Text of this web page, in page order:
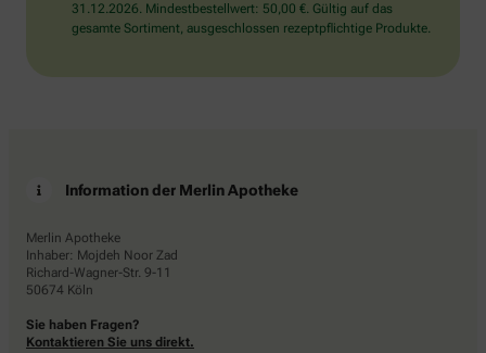
31.12.2026. Mindestbestellwert: 50,00 €. Gültig auf das
gesamte Sortiment, ausgeschlossen rezeptpflichtige Produkte.
Information der Merlin Apotheke
Merlin Apotheke
Inhaber: Mojdeh Noor Zad
Richard-Wagner-Str. 9-11
50674 Köln
Sie haben Fragen?
Kontaktieren Sie uns direkt.